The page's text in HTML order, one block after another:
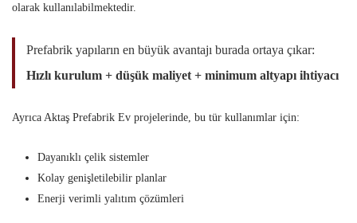
olarak kullanılabilmektedir.
Prefabrik yapıların en büyük avantajı burada ortaya çıkar:
Hızlı kurulum + düşük maliyet + minimum altyapı ihtiyacı
Ayrıca Aktaş Prefabrik Ev projelerinde, bu tür kullanımlar için:
Dayanıklı çelik sistemler
Kolay genişletilebilir planlar
Enerji verimli yalıtım çözümleri